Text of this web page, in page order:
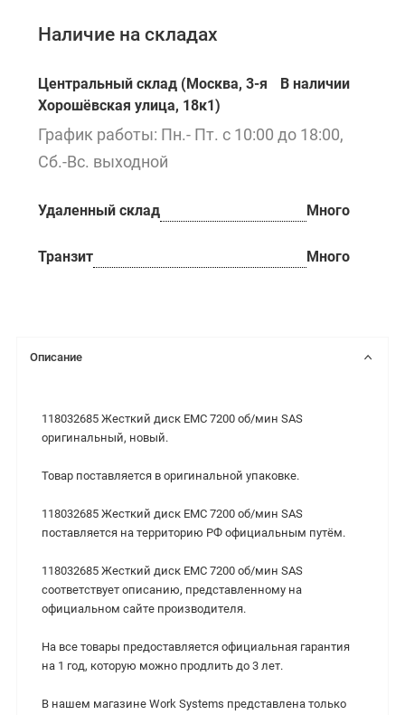
Наличие на складах
Центральный склад (Москва, 3-я
Хорошёвская улица, 18к1)
В наличии
График работы: Пн.- Пт. с 10:00 до 18:00,
Сб.-Вс. выходной
Удаленный склад Много
Транзит Много
Описание
118032685 Жесткий диск EMC 7200 об/мин SAS
оригинальный, новый.
Товар поставляется в оригинальной упаковке.
118032685 Жесткий диск EMC 7200 об/мин SAS
поставляется на территорию РФ официальным путём.
118032685 Жесткий диск EMC 7200 об/мин SAS
соответствует описанию, представленному на
официальном сайте производителя.
На все товары предоставляется официальная гарантия
на 1 год, которую можно продлить до 3 лет.
В нашем магазине Work Systems представлена только